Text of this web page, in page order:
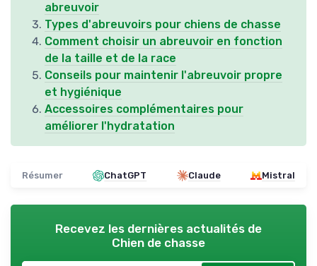
abreuvoir
Types d'abreuvoirs pour chiens de chasse
Comment choisir un abreuvoir en fonction
de la taille et de la race
Conseils pour maintenir l'abreuvoir propre
et hygiénique
Accessoires complémentaires pour
améliorer l'hydratation
Résumer ChatGPT Claude Mistral
Recevez les dernières actualités de
Chien de chasse